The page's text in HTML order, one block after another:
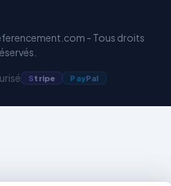
- Tous droits
Stripe PayPal